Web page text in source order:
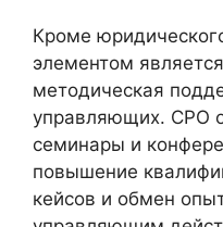
Кроме
элементом
методическая
управляющих. СРО
семинары и
повышение
кейсов и обмен